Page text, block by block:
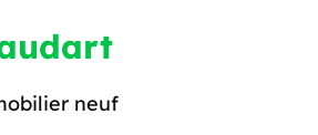
neuf